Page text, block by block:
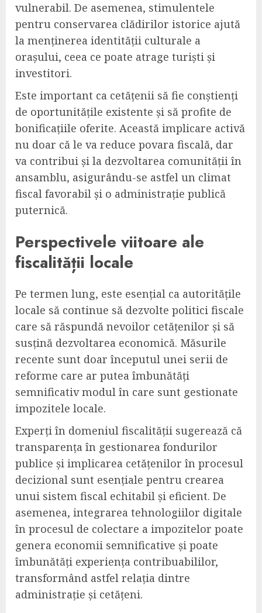
vulnerabil. De asemenea, stimulentele
pentru conservarea clădirilor istorice ajută
la menținerea identității culturale a
orașului, ceea ce poate atrage turiști și
investitori.
Este important ca cetățenii să fie conștienți
de oportunitățile existente și să profite de
bonificațiile oferite. Această implicare activă
nu doar că le va reduce povara fiscală, dar
va contribui și la dezvoltarea comunității în
ansamblu, asigurându-se astfel un climat
fiscal favorabil și o administrație publică
puternică.
Perspectivele viitoare ale
fiscalității locale
Pe termen lung, este esențial ca autoritățile
locale să continue să dezvolte politici fiscale
care să răspundă nevoilor cetățenilor și să
susțină dezvoltarea economică. Măsurile
recente sunt doar începutul unei serii de
reforme care ar putea îmbunătăți
semnificativ modul în care sunt gestionate
impozitele locale.
Experți în domeniul fiscalității sugerează că
transparența în gestionarea fondurilor
publice și implicarea cetățenilor în procesul
decizional sunt esențiale pentru crearea
unui sistem fiscal echitabil și eficient. De
asemenea, integrarea tehnologiilor digitale
în procesul de colectare a impozitelor poate
genera economii semnificative și poate
îmbunătăți experiența contribuabililor,
transformând astfel relația dintre
administrație și cetățeni.